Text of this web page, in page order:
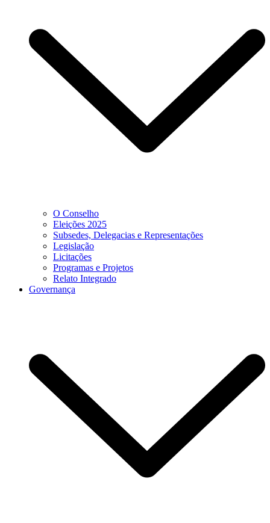
O Conselho
Eleições 2025
Subsedes, Delegacias e Representações
Legislação
Licitações
Programas e Projetos
Relato Integrado
Governança